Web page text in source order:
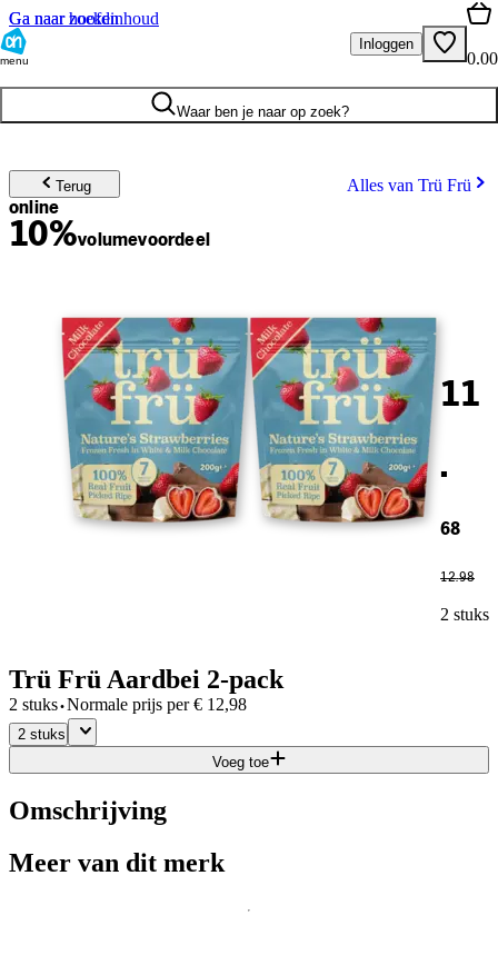
Ga naar hoofdinhoud
Ga naar zoeken
menu
Inloggen
0.00
Waar ben je naar op zoek?
Terug Alles van Trü Frü
online
10%volumevoordeel
11
.
68
12.98
2 stuks
Trü Frü Aardbei 2-pack
2 stuks·Normale prijs per € 12,98
2 stuks
Voeg toe
Omschrijving
Meer van dit merk